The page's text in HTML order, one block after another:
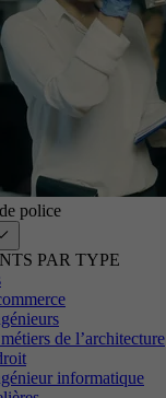
police
PAR TYPE
de l’architecture
informatique